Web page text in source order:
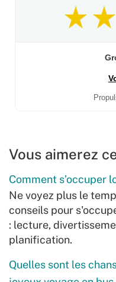
Vous aimerez
Comment s’occuper
Ne voyez plus le
conseils pour
: lecture,
planification.
Quelles sont les